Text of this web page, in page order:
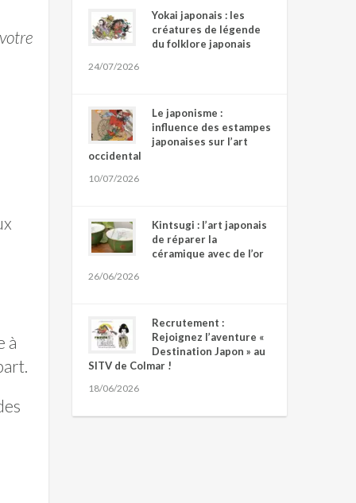
à
Yokai japonais : les
créatures de légende
du folklore japonais
24/07/2026
Le japonisme :
influence des estampes
japonaises sur l’art
occidental
10/07/2026
Kintsugi : l’art japonais
de réparer la
céramique avec de l’or
26/06/2026
Recrutement :
Rejoignez l’aventure «
Destination Japon » au
SITV de Colmar !
18/06/2026